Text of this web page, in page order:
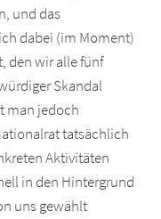
und das
dabei (im Moment)
den wir alle fünf
Skandal
man jedoch
tatsächlich
Aktivitäten
in den Hintergrund
uns gewählt